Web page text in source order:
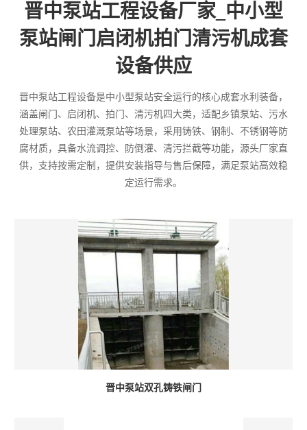
晋中泵站工程设备厂家_中小型
泵站闸门启闭机拍门清污机成套
设备供应
晋中泵站工程设备是中小型泵站安全运行的核心成套水利装备，
涵盖闸门、启闭机、拍门、清污机四大类，适配乡镇泵站、污水
处理泵站、农田灌溉泵站等场景，采用铸铁、钢制、不锈钢等防
腐材质，具备水流调控、防倒灌、清污拦截等功能，源头厂家直
供，支持按需定制，提供安装指导与售后保障，满足泵站高效稳
定运行需求。
晋中泵站双孔铸铁闸门